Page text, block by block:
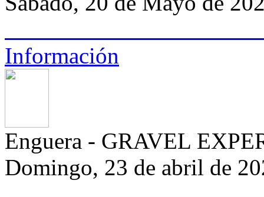
Información
Enguera - GRAVEL
Domingo, 23 de abril de